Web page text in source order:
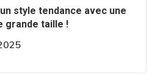
style tendance avec une
grande taille !